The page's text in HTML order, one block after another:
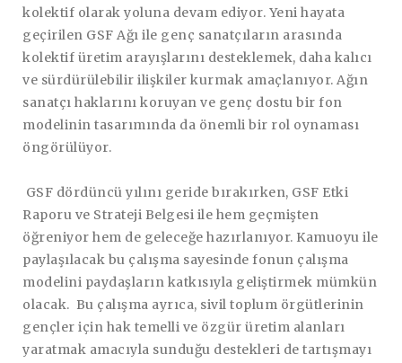
kolektif olarak yoluna devam ediyor. Yeni hayata
geçirilen GSF Ağı ile genç sanatçıların arasında
kolektif üretim arayışlarını desteklemek, daha kalıcı
ve sürdürülebilir ilişkiler kurmak amaçlanıyor. Ağın
sanatçı haklarını koruyan ve genç dostu bir fon
modelinin tasarımında da önemli bir rol oynaması
öngörülüyor.
GSF dördüncü yılını geride bırakırken, GSF Etki
Raporu ve Strateji Belgesi ile hem geçmişten
öğreniyor hem de geleceğe hazırlanıyor. Kamuoyu ile
paylaşılacak bu çalışma sayesinde fonun çalışma
modelini paydaşların katkısıyla geliştirmek mümkün
olacak. Bu çalışma ayrıca, sivil toplum örgütlerinin
gençler için hak temelli ve özgür üretim alanları
yaratmak amacıyla sunduğu destekleri de tartışmayı